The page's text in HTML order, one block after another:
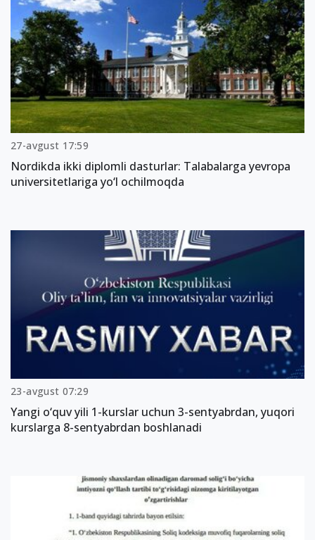
27-avgust 17:59
Nordikda ikki diplomli dasturlar: Talabalarga yevropa
universitetlariga yo‘l ochilmoqda
23-avgust 07:29
Yangi o‘quv yili 1-kurslar uchun 3-sentyabrdan, yuqori
kurslarga 8-sentyabrdan boshlanadi